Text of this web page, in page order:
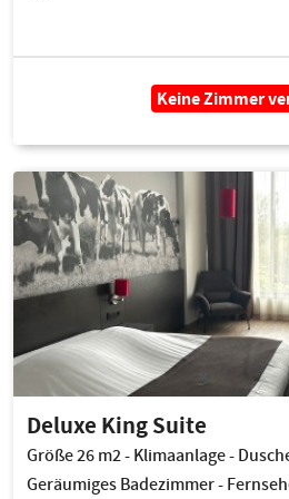
Keine Zimmer
Deluxe King Suite
Größe 26 m2 - Klimaanlage -
Geräumiges Badezimmer -